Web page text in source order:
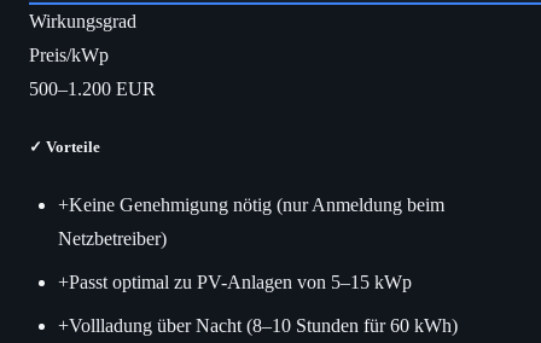
Wirkungsgrad
Preis/kWp
500–1.200 EUR
✓ Vorteile
+Keine Genehmigung nötig (nur Anmeldung beim
Netzbetreiber)
+Passt optimal zu PV-Anlagen von 5–15 kWp
+Vollladung über Nacht (8–10 Stunden für 60 kWh)